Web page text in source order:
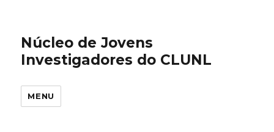
Núcleo de Jovens
Investigadores do CLUNL
MENU